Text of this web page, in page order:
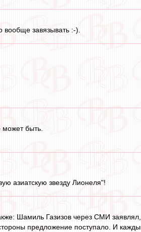
вообще завязывать :-).
быть.
азиатскую звезду Лионеля"!
Шамиль Газизов через СМИ
предложение поступало. И